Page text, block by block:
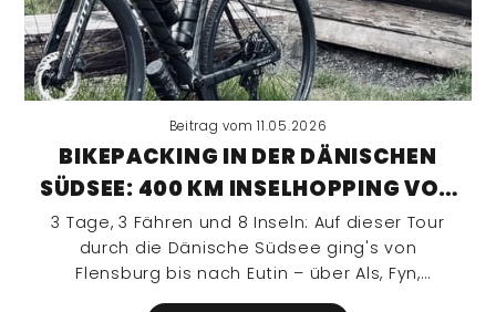
Beitrag vom 11.05.2026
BIKEPACKING IN DER DÄNISCHEN
SÜDSEE: 400 KM INSELHOPPING VON
FLENSBURG BIS EUTIN
3 Tage, 3 Fähren und 8 Inseln: Auf dieser Tour
durch die Dänische Südsee ging's von
Flensburg bis nach Eutin – über Als, Fyn,
Sjælland, Møn, Bogø, Falster, Lolland und